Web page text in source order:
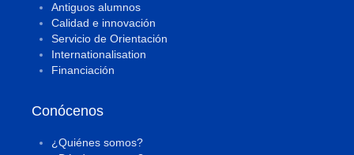
Antiguos alumnos
Calidad e innovación
Servicio de Orientación
Internationalisation
Financiación
Conócenos
¿Quiénes somos?